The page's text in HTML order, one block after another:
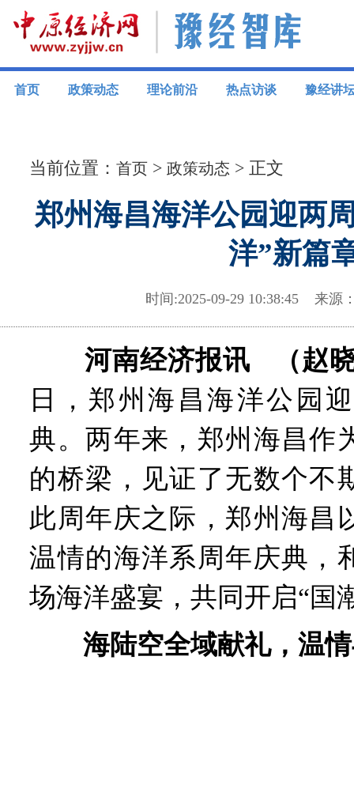
首页 政策动态 理论前沿 热点访谈 豫经讲
当前位置：首页 >政策动态 > 正文
郑州海昌海洋公园迎两
洋”新篇
时间:2025-09-29 10:38:45 来
河南经济报讯 （赵
日，郑州海昌海洋公园
典。两年来，郑州海昌作
的桥梁，见证了无数个不
此周年庆之际，郑州海昌
温情的海洋系周年庆典，
场海洋盛宴，共同开启“国
海陆空全域献礼，温